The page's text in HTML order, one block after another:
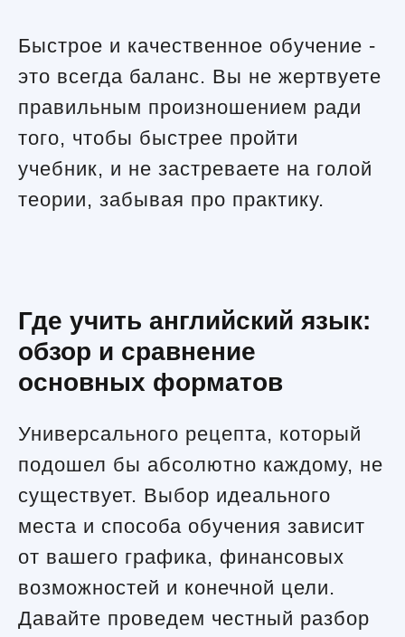
Быстрое и качественное обучение -
это всегда баланс. Вы не жертвуете
правильным произношением ради
того, чтобы быстрее пройти
учебник, и не застреваете на голой
теории, забывая про практику.
Где учить английский язык:
обзор и сравнение
основных форматов
Универсального рецепта, который
подошел бы абсолютно каждому, не
существует. Выбор идеального
места и способа обучения зависит
от вашего графика, финансовых
возможностей и конечной цели.
Давайте проведем честный разбор